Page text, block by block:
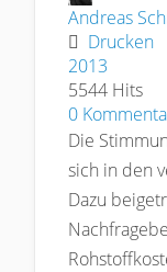
Andreas
Drucken
2013
5544 Hits
0
Die
sich in den
Dazu